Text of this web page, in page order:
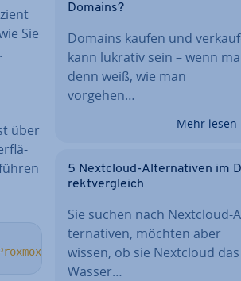
Sie
über
raw/main/ct/mariadb.sh)"
Domains?
Domains kaufen und
kann lukrativ sein – wenn
denn weiß, wie man
vorgehen…
Mehr lesen
5 Nextcloud-Al­ter­na­ti­ven im
rekt­ver­gleich
Sie suchen nach Nextcloud-
ter­na­ti­ven, möchten aber
wissen, ob sie Nextcloud das
Wasser…